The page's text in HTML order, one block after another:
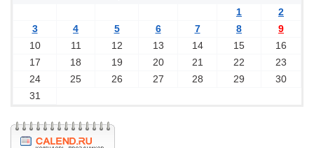
1
2
3
4 5 6 7 8
9
10
11 12 13 14 15
16
17
18 19 20 21 22
23
24
25 26 27 28 29
30
31